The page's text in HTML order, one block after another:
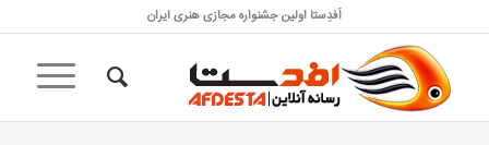
اَفدِستا اولین جشنواره مجازی هنری ایران